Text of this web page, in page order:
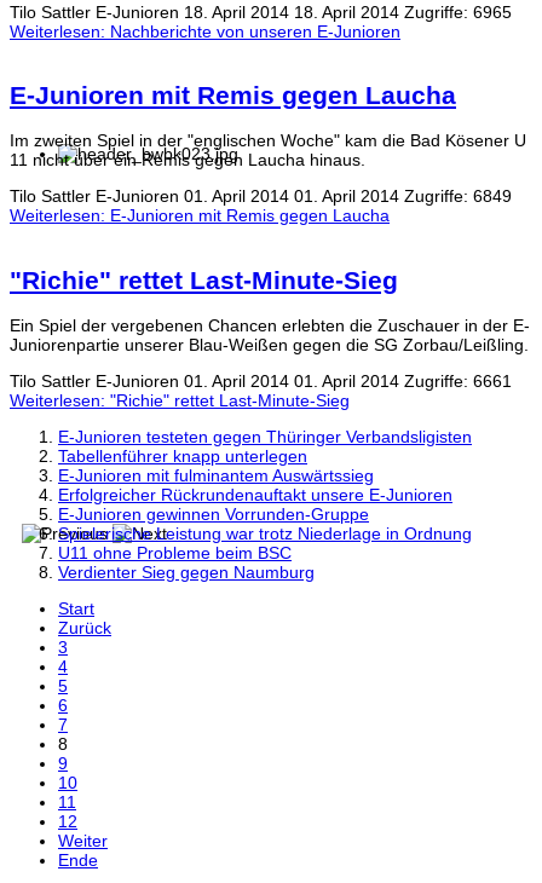
Tilo Sattler E-Junioren 18. April 2014 18. April 2014 Zugriffe: 6965
Weiterlesen: Nachberichte von unseren E-Junioren
E-Junioren mit Remis gegen Laucha
Im zweiten Spiel in der "englischen Woche" kam die Bad Kösener U
11 nicht über ein Remis gegen Laucha hinaus.
Tilo Sattler E-Junioren 01. April 2014 01. April 2014 Zugriffe: 6849
Weiterlesen: E-Junioren mit Remis gegen Laucha
"Richie" rettet Last-Minute-Sieg
Ein Spiel der vergebenen Chancen erlebten die Zuschauer in der E-
Juniorenpartie unserer Blau-Weißen gegen die SG Zorbau/Leißling.
Tilo Sattler E-Junioren 01. April 2014 01. April 2014 Zugriffe: 6661
Weiterlesen: "Richie" rettet Last-Minute-Sieg
E-Junioren testeten gegen Thüringer Verbandsligisten
Tabellenführer knapp unterlegen
E-Junioren mit fulminantem Auswärtssieg
Erfolgreicher Rückrundenauftakt unsere E-Junioren
E-Junioren gewinnen Vorrunden-Gruppe
Spielerische Leistung war trotz Niederlage in Ordnung
U11 ohne Probleme beim BSC
Verdienter Sieg gegen Naumburg
Start
Zurück
3
4
5
6
7
8
9
10
11
12
Weiter
Ende